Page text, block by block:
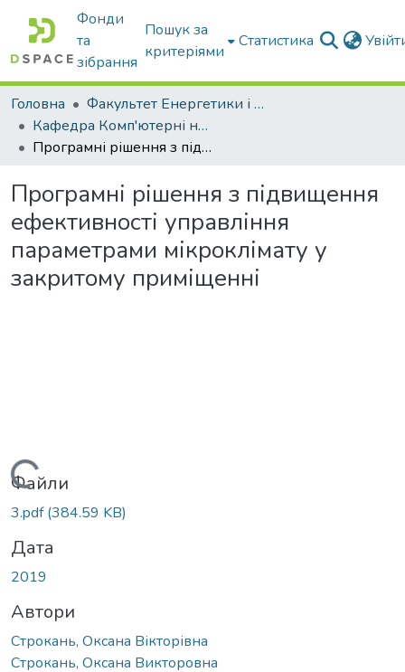
Фонди
та
зібрання
Пошук за
критеріями
Статистика
Головна
Факультет Енергетики і комп'ютерних технологій
Кафедра Комп'ютерні науки
Програмні рішення з підвищення ефективності управління параметрами мікроклімату у закритому приміщенні
Програмні рішення з підвищення
ефективності управління
параметрами мікроклімату у
закритому приміщенні
Вантажиться...
Файли
3.pdf(384.59 KB)
Дата
2019
Автори
Строкань, Оксана Вікторівна
Строкань, Оксана Викторовна